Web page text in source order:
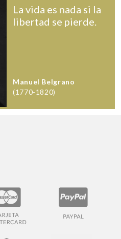
La vida es nada si la
libertad se pierde.
Manuel Belgrano
(1770-1820)